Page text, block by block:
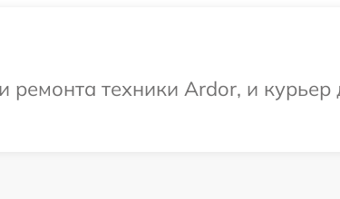
техники Ardor, и